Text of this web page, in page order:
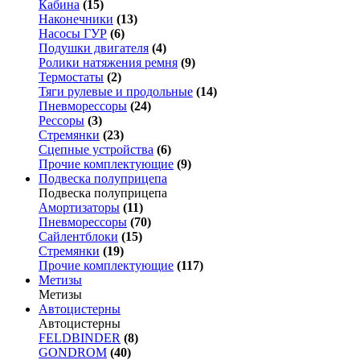
Кабина (15)
Наконечники (13)
Насосы ГУР (6)
Подушки двигателя (4)
Ролики натяжения ремня (9)
Термостаты (2)
Тяги рулевые и продольные (14)
Пневморессоры (24)
Рессоры (3)
Стремянки (23)
Сцепные устройства (6)
Прочие комплектующие (9)
Подвеска полуприцепа
Подвеска полуприцепа
Амортизаторы (11)
Пневморессоры (70)
Сайлентблоки (15)
Стремянки (19)
Прочие комплектующие (117)
Метизы
Метизы
Автоцистерны
Автоцистерны
FELDBINDER (8)
GONDROM (40)